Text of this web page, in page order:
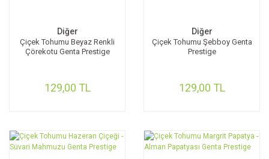
Diğer
Çiçek Tohumu Beyaz Renkli
Çörekotu Genta Prestige
129,00 TL
Diğer
Çiçek Tohumu Şebboy Genta
Prestige
129,00 TL